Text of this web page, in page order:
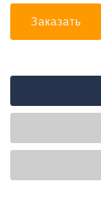
Заказать